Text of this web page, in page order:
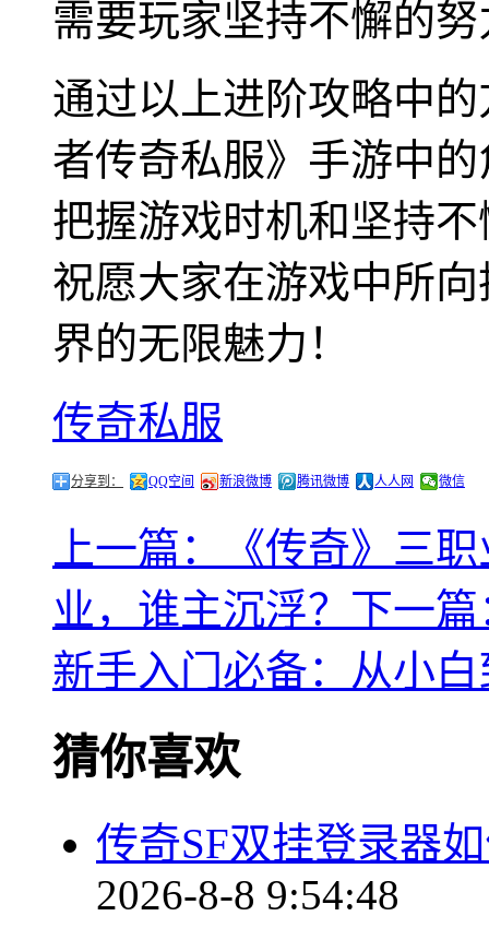
需要玩家坚持不懈的努
通过以上进阶攻略中
者传奇私服》手游中
把握游戏时机和坚持
祝愿大家在游戏中所
界的无限魅力！
传奇私服
分享到： QQ空间 新浪微博 腾讯微博 人人网 微信
上一篇：《传奇》三
业，谁主沉浮？ 下一
新手入门必备：从小
猜你喜欢
传奇SF双挂登录器
2026-8-8 9:54:48